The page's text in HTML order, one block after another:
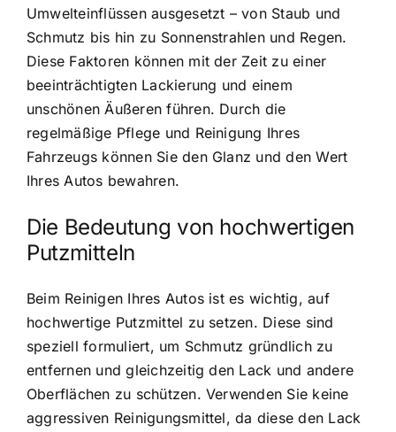
Umwelteinflüssen ausgesetzt – von Staub und
Schmutz bis hin zu Sonnenstrahlen und Regen.
Diese Faktoren können mit der Zeit zu einer
beeinträchtigten Lackierung und einem
unschönen Äußeren führen. Durch die
regelmäßige Pflege und Reinigung Ihres
Fahrzeugs können Sie den Glanz und den Wert
Ihres Autos bewahren.
Die Bedeutung von hochwertigen
Putzmitteln
Beim Reinigen Ihres Autos ist es wichtig, auf
hochwertige Putzmittel zu setzen. Diese sind
speziell formuliert, um Schmutz gründlich zu
entfernen und gleichzeitig den Lack und andere
Oberflächen zu schützen. Verwenden Sie keine
aggressiven Reinigungsmittel, da diese den Lack